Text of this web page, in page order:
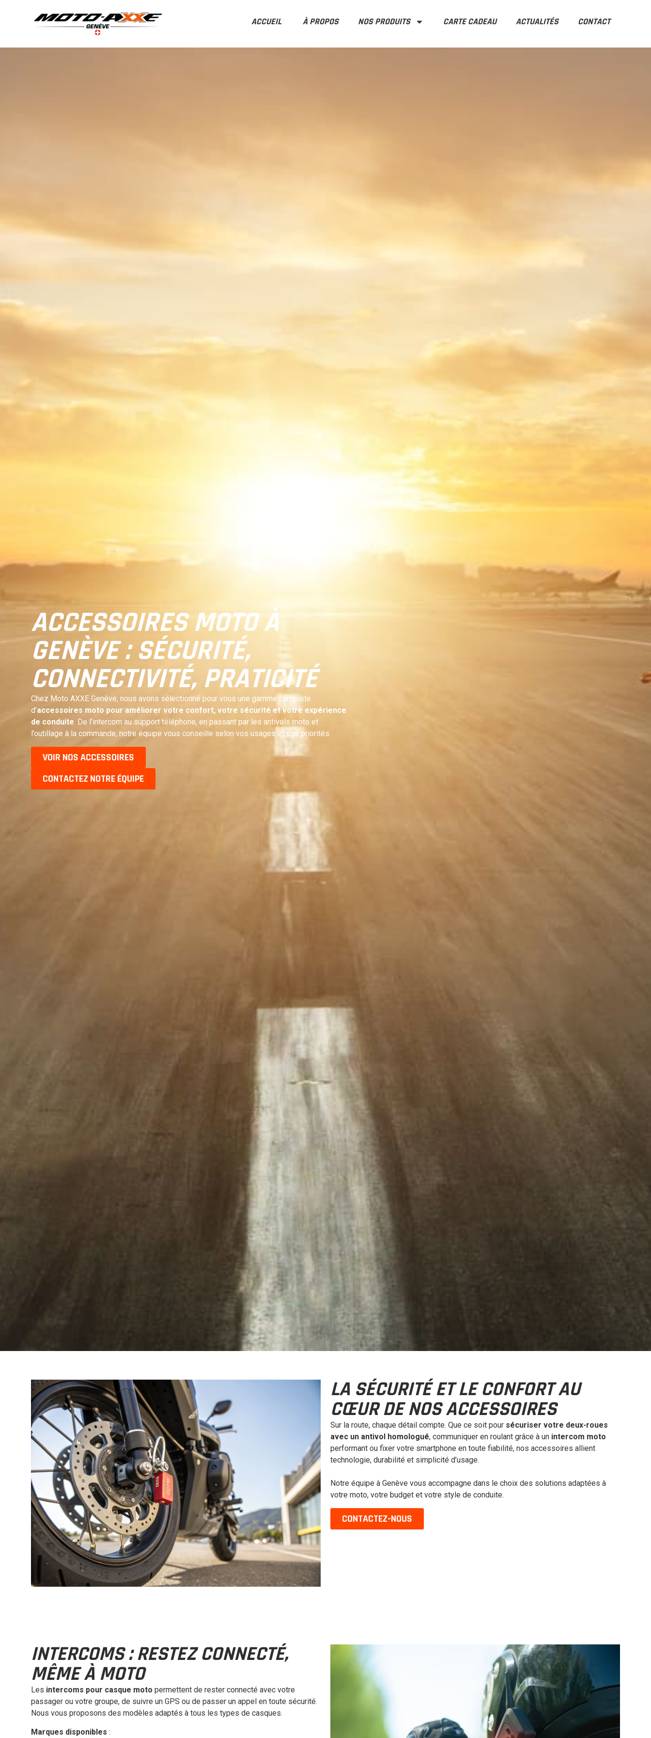
ACCUEIL À PROPOS NOS PRODUITS CARTE CADEAU ACTUALITÉS CONTACT
ACCESSOIRES MOTO À
GENÈVE : SÉCURITÉ,
CONNECTIVITÉ, PRATICITÉ
Chez Moto AXXE Genève, nous avons sélectionné pour vous une gamme complète
d’accessoires moto pour améliorer votre confort, votre sécurité et votre expérience
de conduite. De l’intercom au support téléphone, en passant par les antivols moto et
l’outillage à la commande, notre équipe vous conseille selon vos usages et vos priorités.
VOIR NOS ACCESSOIRES
CONTACTEZ NOTRE ÉQUIPE
LA SÉCURITÉ ET LE CONFORT AU
CŒUR DE NOS ACCESSOIRES
Sur la route, chaque détail compte. Que ce soit pour sécuriser votre deux-roues
avec un antivol homologué, communiquer en roulant grâce à un intercom moto
performant ou fixer votre smartphone en toute fiabilité, nos accessoires allient
technologie, durabilité et simplicité d’usage.
Notre équipe à Genève vous accompagne dans le choix des solutions adaptées à
votre moto, votre budget et votre style de conduite.
CONTACTEZ-NOUS
INTERCOMS : RESTEZ CONNECTÉ,
MÊME À MOTO
Les intercoms pour casque moto permettent de rester connecté avec votre
passager ou votre groupe, de suivre un GPS ou de passer un appel en toute sécurité.
Nous vous proposons des modèles adaptés à tous les types de casques.
Marques disponibles :